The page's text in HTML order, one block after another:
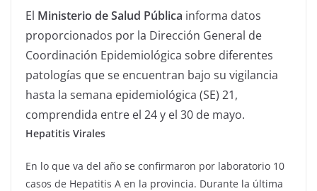
El Ministerio de Salud Pública informa datos
proporcionados por la Dirección General de
Coordinación Epidemiológica sobre diferentes
patologías que se encuentran bajo su vigilancia
hasta la semana epidemiológica (SE) 21,
comprendida entre el 24 y el 30 de mayo.
Hepatitis Virales
En lo que va del año se confirmaron por laboratorio 10
casos de Hepatitis A en la provincia. Durante la última